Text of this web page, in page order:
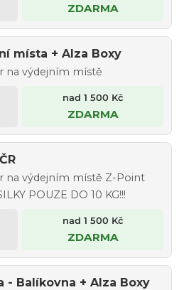
ZDARMA
místa + Alza Boxy
na výdejním místě
ZDARMA
na výdejním místě Z-Point
POUZE DO 10 KG!!!
ZDARMA
- Balíkovna + Alza Boxy